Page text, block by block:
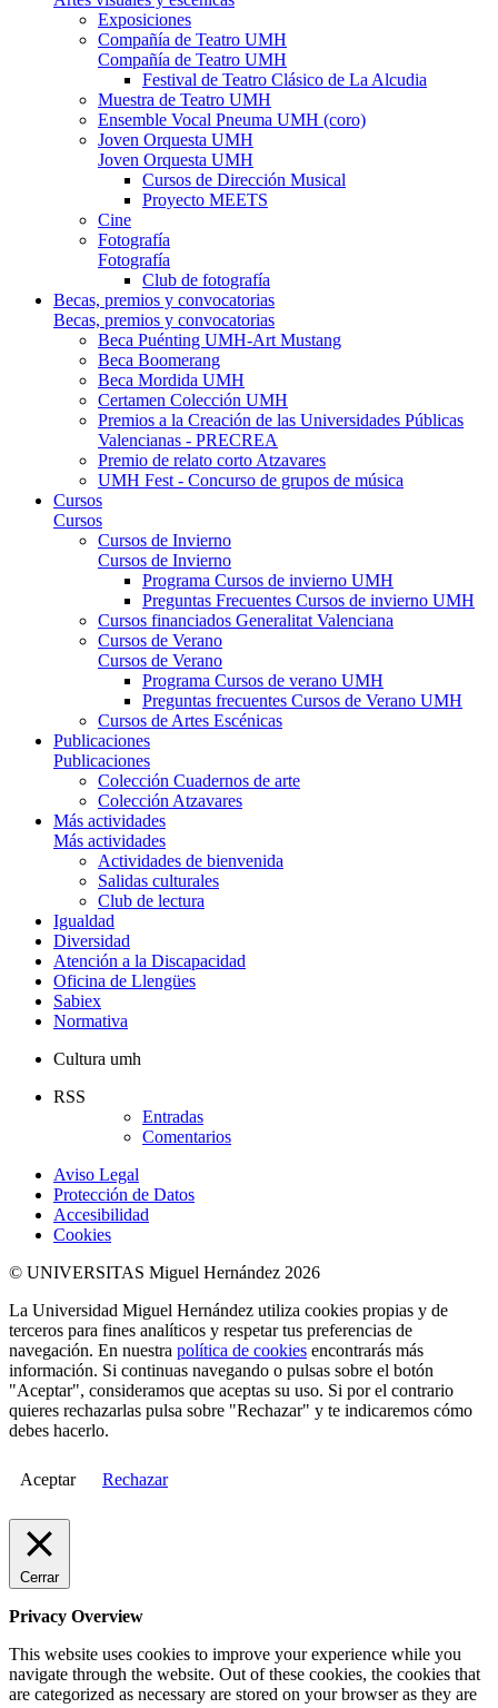
Exposiciones
Compañía de Teatro UMH
Compañía de Teatro UMH
Festival de Teatro Clásico de La Alcudia
Muestra de Teatro UMH
Ensemble Vocal Pneuma UMH (coro)
Joven Orquesta UMH
Joven Orquesta UMH
Cursos de Dirección Musical
Proyecto MEETS
Cine
Fotografía
Fotografía
Club de fotografía
Becas, premios y convocatorias
Becas, premios y convocatorias
Beca Puénting UMH-Art Mustang
Beca Boomerang
Beca Mordida UMH
Certamen Colección UMH
Premios a la Creación de las Universidades Públicas
Valencianas - PRECREA
Premio de relato corto Atzavares
UMH Fest - Concurso de grupos de música
Cursos
Cursos
Cursos de Invierno
Cursos de Invierno
Programa Cursos de invierno UMH
Preguntas Frecuentes Cursos de invierno UMH
Cursos financiados Generalitat Valenciana
Cursos de Verano
Cursos de Verano
Programa Cursos de verano UMH
Preguntas frecuentes Cursos de Verano UMH
Cursos de Artes Escénicas
Publicaciones
Publicaciones
Colección Cuadernos de arte
Colección Atzavares
Más actividades
Más actividades
Actividades de bienvenida
Salidas culturales
Club de lectura
Igualdad
Diversidad
Atención a la Discapacidad
Oficina de Llengües
Sabiex
Normativa
Cultura umh
RSS
Entradas
Comentarios
Aviso Legal
Protección de Datos
Accesibilidad
Cookies
© UNIVERSITAS Miguel Hernández 2026
La Universidad Miguel Hernández utiliza cookies propias y de
terceros para fines analíticos y respetar tus preferencias de
navegación. En nuestra política de cookies encontrarás más
información. Si continuas navegando o pulsas sobre el botón
"Aceptar", consideramos que aceptas su uso. Si por el contrario
quieres rechazarlas pulsa sobre "Rechazar" y te indicaremos cómo
debes hacerlo.
Aceptar Rechazar
Cerrar
Privacy Overview
This website uses cookies to improve your experience while you
navigate through the website. Out of these cookies, the cookies that
are categorized as necessary are stored on your browser as they are